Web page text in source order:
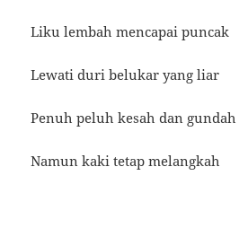
Liku lembah mencapai puncak
Lewati duri belukar yang liar
Penuh peluh kesah dan gundah
Namun kaki tetap melangkah